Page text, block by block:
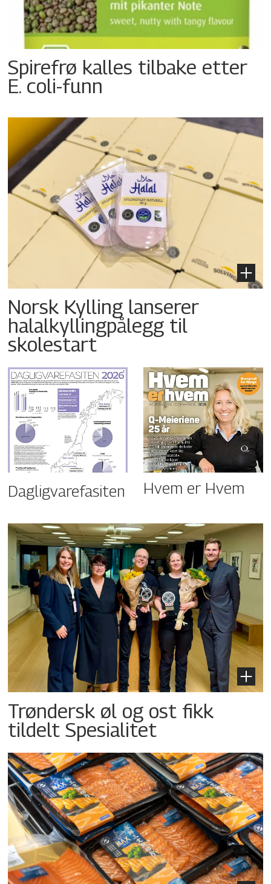
Spirefrø kalles tilbake etter
E. coli-funn
Norsk Kylling lanserer
halalkyllingpålegg til
skolestart
Dagligvarefasiten Hvem er Hvem
Trøndersk øl og ost fikk
tildelt Spesialitet